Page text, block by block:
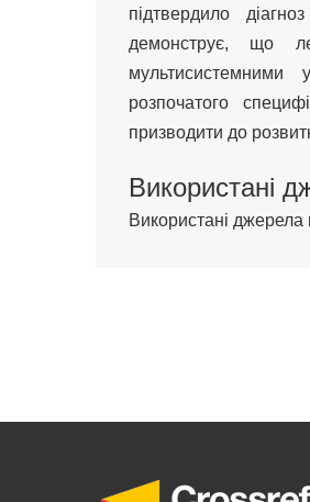
підтвердило
демонструє, що
мультисистемними
розпочатого
призводити до
Використані
Використані джерела